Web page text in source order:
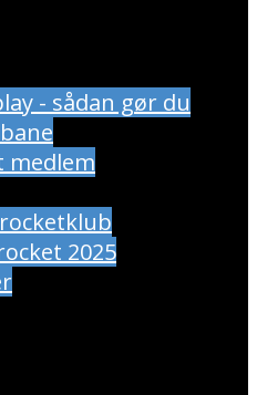
- sådan gør du
medlem
2025